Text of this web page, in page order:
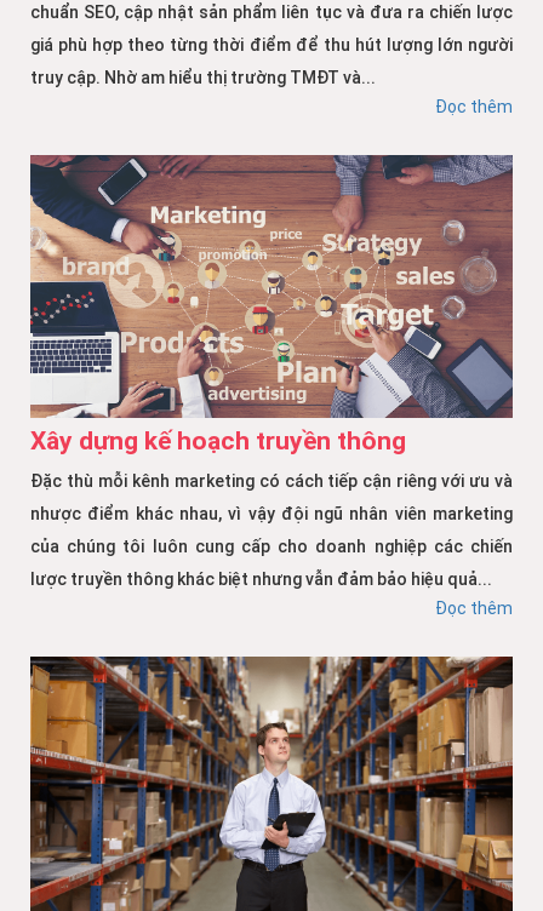
chuẩn SEO, cập nhật sản phẩm liên tục và đưa ra chiến lược
giá phù hợp theo từng thời điểm để thu hút lượng lớn người
truy cập. Nhờ am hiểu thị trường TMĐT và...
Đọc thêm
Xây dựng kế hoạch truyền thông
Đặc thù mỗi kênh marketing có cách tiếp cận riêng với ưu và
nhược điểm khác nhau, vì vậy đội ngũ nhân viên marketing
của chúng tôi luôn cung cấp cho doanh nghiệp các chiến
lược truyền thông khác biệt nhưng vẫn đảm bảo hiệu quả...
Đọc thêm